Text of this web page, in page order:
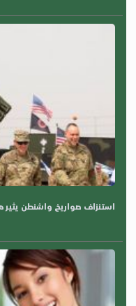
استنزاف صواريخ واشنطن يثير